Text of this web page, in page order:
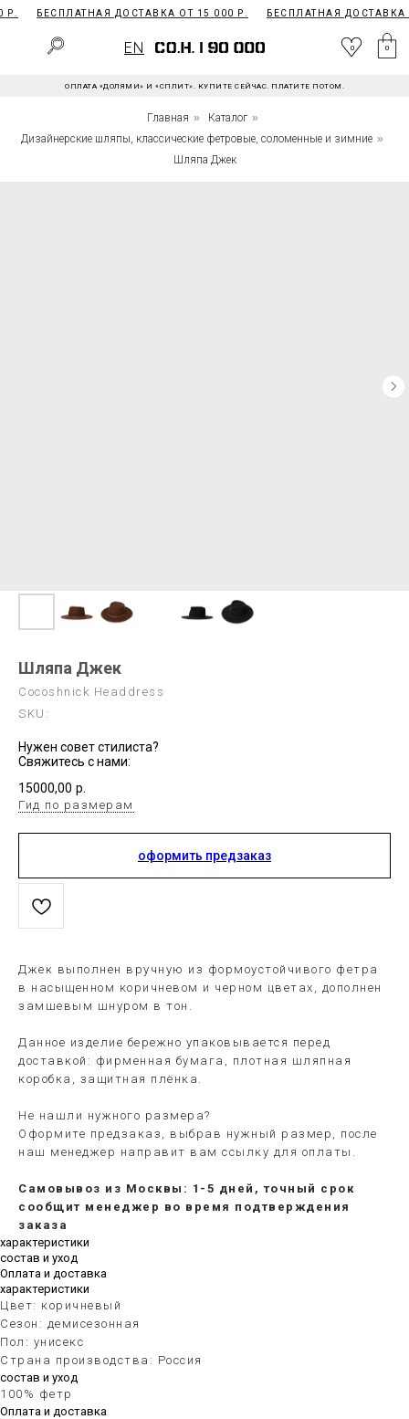
Р. БЕСПЛАТНАЯ ДОСТАВКА ОТ 15 000 Р. БЕСПЛАТНАЯ ДОСТАВКА
EN 0
EN 0 0
ОПЛАТА «ДОЛЯМИ» И «СПЛИТ». КУПИТЕ СЕЙЧАС. ПЛАТИТЕ ПОТОМ.
Главная » Каталог »
Дизайнерские шляпы, классические фетровые, соломенные и зимние »
Шляпа Джек
Шляпа Джек
Cocoshnick Headdress
SKU:
Нужен совет стилиста?
Свяжитесь с нами:
15000,00 р.
Гид по размерам
оформить предзаказ
Джек выполнен вручную из формоустойчивого фетра
в насыщенном коричневом и черном цветах, дополнен
замшевым шнуром в тон.
Данное изделие бережно упаковывается перед
доставкой: фирменная бумага, плотная шляпная
коробка, защитная плёнка.
Не нашли нужного размера?
Оформите предзаказ, выбрав нужный размер, после
наш менеджер направит вам ссылку для оплаты.
Самовывоз из Москвы: 1-5 дней, точный срок
сообщит менеджер во время подтверждения
заказа
характеристики
состав и уход
Оплата и доставка
характеристики
Цвет: коричневый
Сезон: демисезонная
Пол: унисекс
Страна производства: Россия
состав и уход
100% фетр
Оплата и доставка